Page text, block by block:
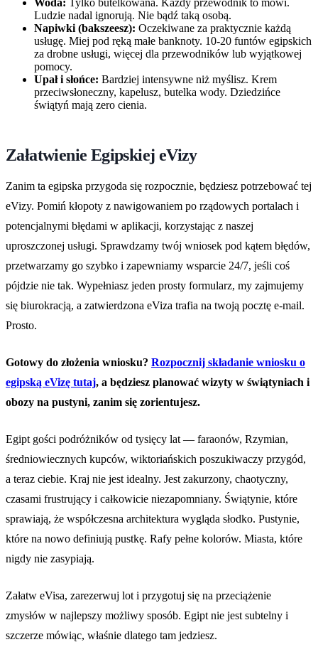
Ludzie nadal ignorują. Nie bądź taką osobą.
Napiwki (bakszeesz): Oczekiwane za praktycznie każdą
usługę. Miej pod ręką małe banknoty. 10-20 funtów egipskich
za drobne usługi, więcej dla przewodników lub wyjątkowej
pomocy.
Upał i słońce: Bardziej intensywne niż myślisz. Krem
przeciwsłoneczny, kapelusz, butelka wody. Dziedzińce
świątyń mają zero cienia.
Załatwienie Egipskiej eVizy
Zanim ta egipska przygoda się rozpocznie, będziesz potrzebować tej
eVizy. Pomiń kłopoty z nawigowaniem po rządowych portalach i
potencjalnymi błędami w aplikacji, korzystając z naszej
uproszczonej usługi. Sprawdzamy twój wniosek pod kątem błędów,
przetwarzamy go szybko i zapewniamy wsparcie 24/7, jeśli coś
pójdzie nie tak. Wypełniasz jeden prosty formularz, my zajmujemy
się biurokracją, a zatwierdzona eViza trafia na twoją pocztę e-mail.
Prosto.
Gotowy do złożenia wniosku? Rozpocznij składanie wniosku o
egipską eVizę tutaj, a będziesz planować wizyty w świątyniach i
obozy na pustyni, zanim się zorientujesz.
Egipt gości podróżników od tysięcy lat — faraonów, Rzymian,
średniowiecznych kupców, wiktoriańskich poszukiwaczy przygód,
a teraz ciebie. Kraj nie jest idealny. Jest zakurzony, chaotyczny,
czasami frustrujący i całkowicie niezapomniany. Świątynie, które
sprawiają, że współczesna architektura wygląda słodko. Pustynie,
które na nowo definiują pustkę. Rafy pełne kolorów. Miasta, które
nigdy nie zasypiają.
Załatw eVisa, zarezerwuj lot i przygotuj się na przeciążenie
zmysłów w najlepszy możliwy sposób. Egipt nie jest subtelny i
szczerze mówiąc, właśnie dlatego tam jedziesz.